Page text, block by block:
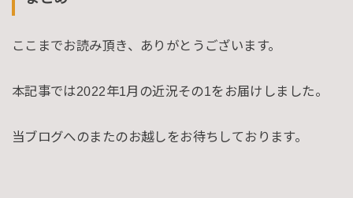
ここまでお読み頂き、ありがとうございます。
本記事では2022年1月の近況その1をお届けしました。
当ブログへのまたのお越しをお待ちしております。